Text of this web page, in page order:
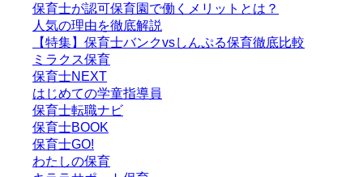
保育士が認可保育園で働くメリットとは？
人気の理由を徹底解説
【特集】保育士バンクvsしんぷる保育徹底比較
ミラクス保育
保育⼠NEXT
はじめての学童指導員
保育士転職ナビ
保育士BOOK
保育士GO!
わたしの保育